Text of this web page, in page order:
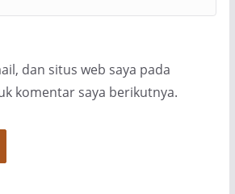
dan situs web saya pada
komentar saya berikutnya.